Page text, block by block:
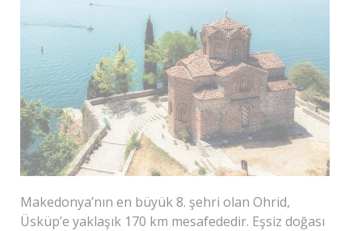
Makedonya’nın en büyük 8. şehri olan Ohrid,
Üsküp’e yaklaşık 170 km mesafededir. Eşsiz doğası